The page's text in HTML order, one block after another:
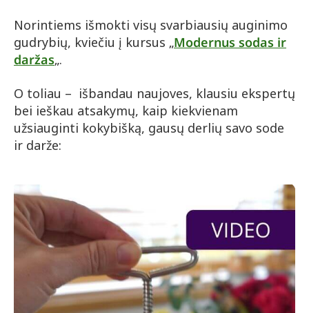
Norintiems išmokti visų svarbiausių auginimo
gudrybių, kviečiu į kursus „Modernus sodas ir
daržas„.
O toliau – išbandau naujoves, klausiu ekspertų
bei ieškau atsakymų, kaip kiekvienam
užsiauginti kokybišką, gausų derlių savo sode
ir darže: